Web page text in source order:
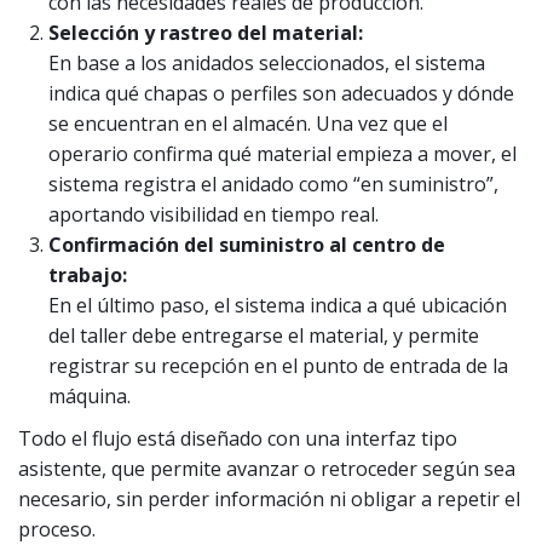
Selección y rastreo del material:
En base a los anidados seleccionados, el sistema
indica qué chapas o perfiles son adecuados y dónde
se encuentran en el almacén. Una vez que el
operario confirma qué material empieza a mover, el
sistema registra el anidado como “en suministro”,
aportando visibilidad en tiempo real.
Confirmación del suministro al centro de
trabajo:
En el último paso, el sistema indica a qué ubicación
del taller debe entregarse el material, y permite
registrar su recepción en el punto de entrada de la
máquina.
Todo el flujo está diseñado con una interfaz tipo
asistente, que permite avanzar o retroceder según sea
necesario, sin perder información ni obligar a repetir el
proceso.